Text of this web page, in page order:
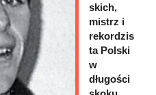
skich,
mistrz i
rekordzis
ta Polski
w
długości